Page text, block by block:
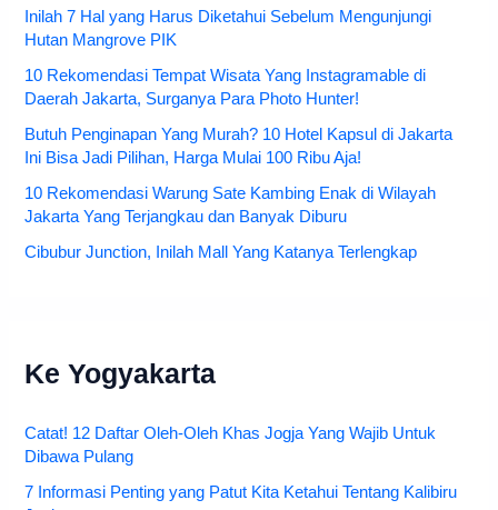
Inilah 7 Hal yang Harus Diketahui Sebelum Mengunjungi
Hutan Mangrove PIK
10 Rekomendasi Tempat Wisata Yang Instagramable di
Daerah Jakarta, Surganya Para Photo Hunter!
Butuh Penginapan Yang Murah? 10 Hotel Kapsul di Jakarta
Ini Bisa Jadi Pilihan, Harga Mulai 100 Ribu Aja!
10 Rekomendasi Warung Sate Kambing Enak di Wilayah
Jakarta Yang Terjangkau dan Banyak Diburu
Cibubur Junction, Inilah Mall Yang Katanya Terlengkap
Ke Yogyakarta
Catat! 12 Daftar Oleh-Oleh Khas Jogja Yang Wajib Untuk
Dibawa Pulang
7 Informasi Penting yang Patut Kita Ketahui Tentang Kalibiru